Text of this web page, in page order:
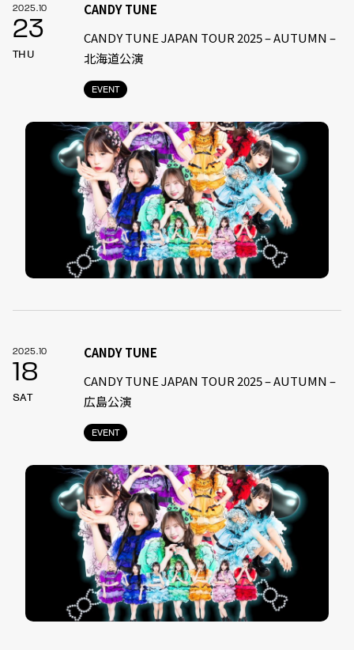
2025.10
23
THU
EVENT
CANDY TUNE
CANDY TUNE JAPAN TOUR 2025 – AUTUMN –
北海道公演
2025.10
18
SAT
EVENT
CANDY TUNE
CANDY TUNE JAPAN TOUR 2025 – AUTUMN –
広島公演